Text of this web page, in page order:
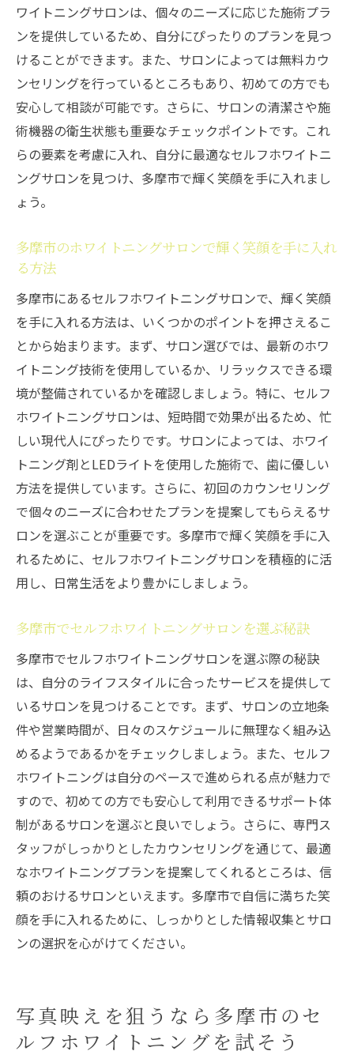
ワイトニングサロンは、個々のニーズに応じた施術プラ
ンを提供しているため、自分にぴったりのプランを見つ
けることができます。また、サロンによっては無料カウ
ンセリングを行っているところもあり、初めての方でも
安心して相談が可能です。さらに、サロンの清潔さや施
術機器の衛生状態も重要なチェックポイントです。これ
らの要素を考慮に入れ、自分に最適なセルフホワイトニ
ングサロンを見つけ、多摩市で輝く笑顔を手に入れまし
ょう。
多摩市のホワイトニングサロンで輝く笑顔を手に入れ
る方法
多摩市にあるセルフホワイトニングサロンで、輝く笑顔
を手に入れる方法は、いくつかのポイントを押さえるこ
とから始まります。まず、サロン選びでは、最新のホワ
イトニング技術を使用しているか、リラックスできる環
境が整備されているかを確認しましょう。特に、セルフ
ホワイトニングサロンは、短時間で効果が出るため、忙
しい現代人にぴったりです。サロンによっては、ホワイ
トニング剤とLEDライトを使用した施術で、歯に優しい
方法を提供しています。さらに、初回のカウンセリング
で個々のニーズに合わせたプランを提案してもらえるサ
ロンを選ぶことが重要です。多摩市で輝く笑顔を手に入
れるために、セルフホワイトニングサロンを積極的に活
用し、日常生活をより豊かにしましょう。
多摩市でセルフホワイトニングサロンを選ぶ秘訣
多摩市でセルフホワイトニングサロンを選ぶ際の秘訣
は、自分のライフスタイルに合ったサービスを提供して
いるサロンを見つけることです。まず、サロンの立地条
件や営業時間が、日々のスケジュールに無理なく組み込
めるようであるかをチェックしましょう。また、セルフ
ホワイトニングは自分のペースで進められる点が魅力で
すので、初めての方でも安心して利用できるサポート体
制があるサロンを選ぶと良いでしょう。さらに、専門ス
タッフがしっかりとしたカウンセリングを通じて、最適
なホワイトニングプランを提案してくれるところは、信
頼のおけるサロンといえます。多摩市で自信に満ちた笑
顔を手に入れるために、しっかりとした情報収集とサロ
ンの選択を心がけてください。
写真映えを狙うなら多摩市のセ
ルフホワイトニングを試そう